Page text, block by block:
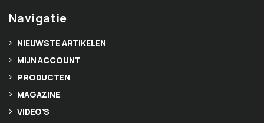
Navigatie
NIEUWSTE ARTIKELEN
MIJN ACCOUNT
PRODUCTEN
MAGAZINE
VIDEO’S